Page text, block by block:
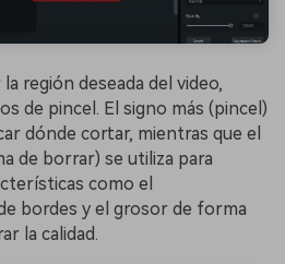
la región deseada del video,
de pincel. El signo más (pincel)
dónde cortar, mientras que el
de borrar) se utiliza para
como el
bordes y el grosor de forma
la calidad.